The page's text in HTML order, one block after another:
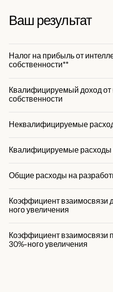
Ваш результат
Налог на прибыль от
собственности**
Квалифицируемый доход от
собственности
Неквалифицируемые
Квалифицируемые расходы
Общие расходы на
Коэффициент взаимосвязи
ного увеличения
Коэффициент взаимосвязи
30%-ного увеличения